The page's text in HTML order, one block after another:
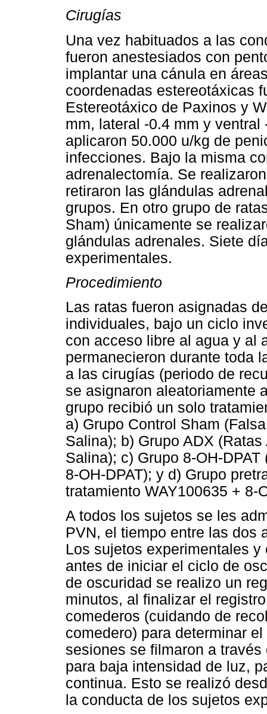
Cirugías
Una vez habituados a las
fueron anestesiados con
implantar una cánula en
coordenadas estereotáxicas
Estereotáxico de Paxinos y
mm, lateral -0.4 mm y
aplicaron 50.000 u/kg de
infecciones. Bajo la misma
adrenalectomía. Se
retiraron las glándulas
grupos. En otro grupo de
Sham) únicamente se
glándulas adrenales. Siete
experimentales.
Procedimiento
Las ratas fueron asignadas
individuales, bajo un ciclo
con acceso libre al agua y al
permanecieron durante toda
a las cirugías (periodo de
se asignaron aleatoriamente
grupo recibió un solo
a) Grupo Control Sham
Salina); b) Grupo ADX
Salina); c) Grupo 8-OH-
8-OH-DPAT); y d) Grupo
tratamiento WAY100635 + 8-
A todos los sujetos se les
PVN, el tiempo entre las dos
Los sujetos experimentales
antes de iniciar el ciclo de
de oscuridad se realizo un
minutos, al finalizar el
comederos (cuidando de
comedero) para determinar
sesiones se filmaron a
para baja intensidad de luz,
continua. Esto se realizó
la conducta de los sujetos